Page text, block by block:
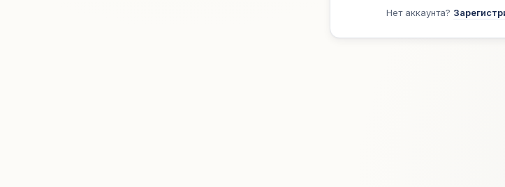
Нет аккаунта?